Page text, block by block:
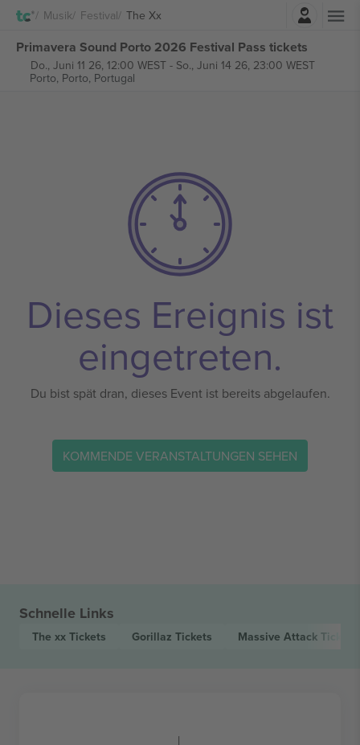
Musik Festival The Xx
Primavera Sound Porto 2026 Festival Pass tickets
Do., Juni 11 26, 12:00 WEST- So., Juni 14 26, 23:00 WEST
Porto, Porto, Portugal
Dieses Ereignis ist
eingetreten.
Du bist spät dran, dieses Event ist bereits abgelaufen.
KOMMENDE VERANSTALTUNGEN SEHEN
Schnelle Links
The xx Tickets Gorillaz Tickets Massive Attack Tickets